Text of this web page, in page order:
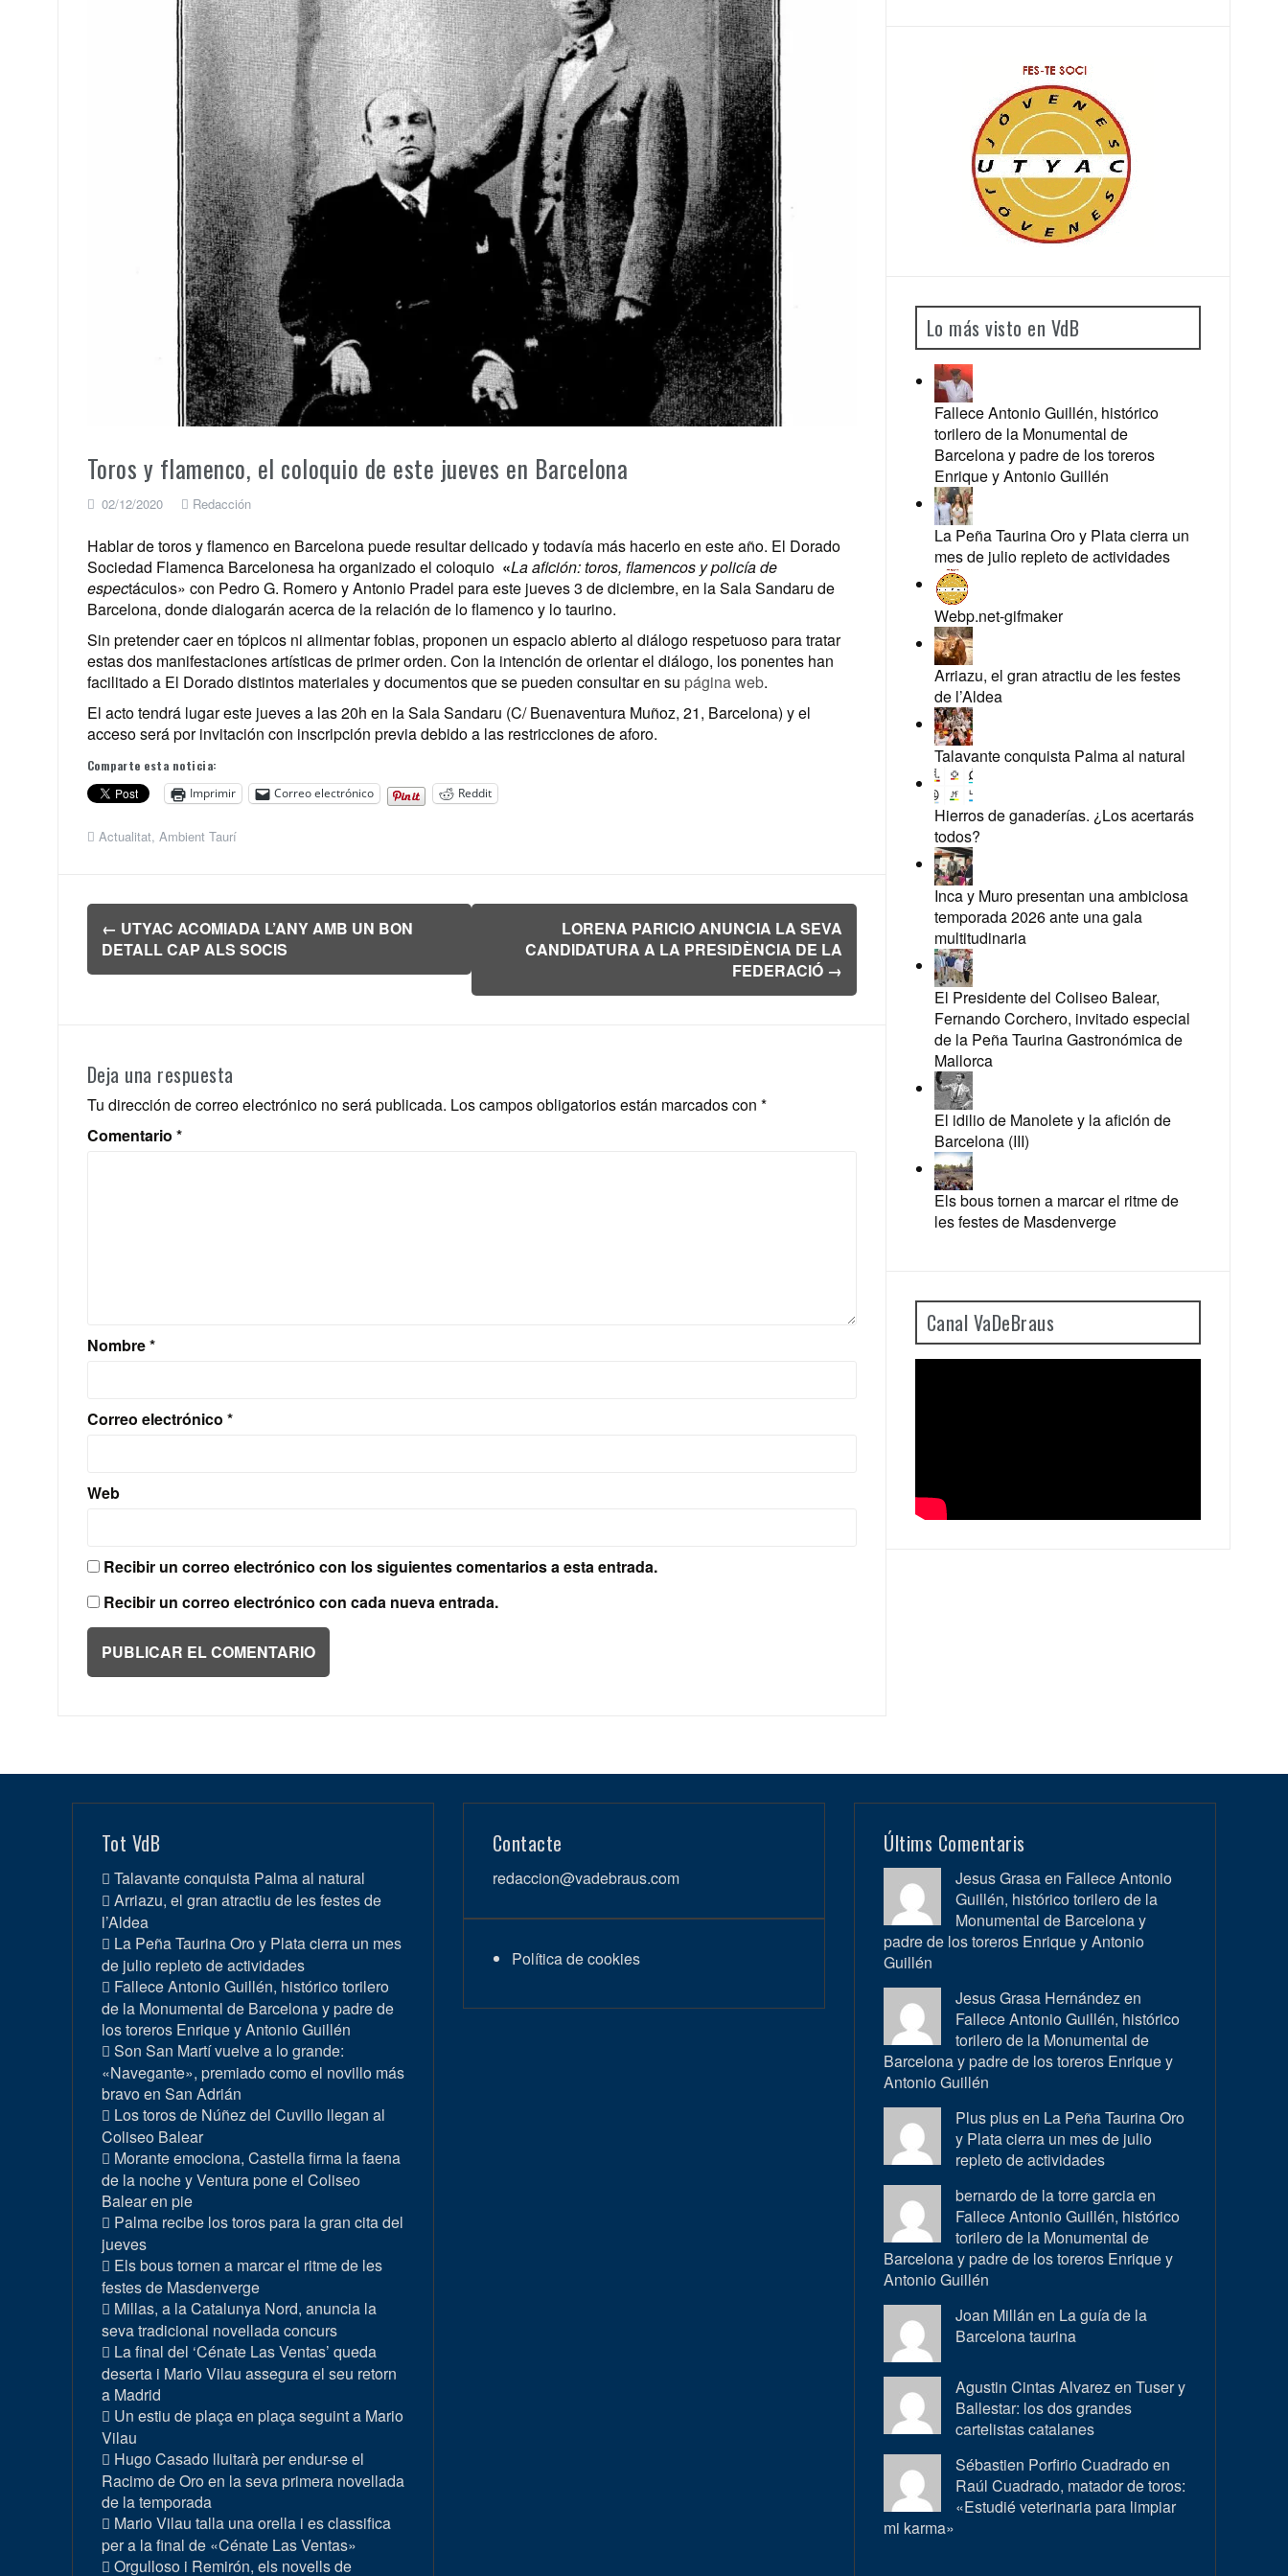
Toros y flamenco, el coloquio de este jueves en Barcelona
02/12/2020 Redacción
Hablar de toros y flamenco en Barcelona puede resultar delicado y todavía más hacerlo en este año. El Dorado
Sociedad Flamenca Barcelonesa ha organizado el coloquio «La afición: toros, flamencos y policía de
espectáculos» con Pedro G. Romero y Antonio Pradel para este jueves 3 de diciembre, en la Sala Sandaru de
Barcelona, donde dialogarán acerca de la relación de lo flamenco y lo taurino.
Sin pretender caer en tópicos ni alimentar fobias, proponen un espacio abierto al diálogo respetuoso para tratar
estas dos manifestaciones artísticas de primer orden. Con la intención de orientar el diálogo, los ponentes han
facilitado a El Dorado distintos materiales y documentos que se pueden consultar en su página web.
El acto tendrá lugar este jueves a las 20h en la Sala Sandaru (C/ Buenaventura Muñoz, 21, Barcelona) y el
acceso será por invitación con inscripción previa debido a las restricciones de aforo.
Comparte esta noticia:
Imprimir
Correo electrónico Reddit
Actualitat, Ambient Taurí
Navegación
de
entradas
← UTYAC ACOMIADA L’ANY AMB UN BON
DETALL CAP ALS SOCIS
LORENA PARICIO ANUNCIA LA SEVA
CANDIDATURA A LA PRESIDÈNCIA DE LA
FEDERACIÓ →
Deja una respuesta
Tu dirección de correo electrónico no será publicada. Los campos obligatorios están marcados con *
Comentario *
Nombre*
Correo electrónico *
Web
Recibir un correo electrónico con los siguientes comentarios a esta entrada.
Recibir un correo electrónico con cada nueva entrada.
Lo más visto en VdB
Fallece Antonio Guillén, histórico
torilero de la Monumental de
Barcelona y padre de los toreros
Enrique y Antonio Guillén
La Peña Taurina Oro y Plata cierra un
mes de julio repleto de actividades
Webp.net-gifmaker
Arriazu, el gran atractiu de les festes
de l’Aldea
Talavante conquista Palma al natural
Hierros de ganaderías. ¿Los acertarás
todos?
Inca y Muro presentan una ambiciosa
temporada 2026 ante una gala
multitudinaria
El Presidente del Coliseo Balear,
Fernando Corchero, invitado especial
de la Peña Taurina Gastronómica de
Mallorca
El idilio de Manolete y la afición de
Barcelona (III)
Els bous tornen a marcar el ritme de
les festes de Masdenverge
Canal VaDeBraus
Tot VdB
Talavante conquista Palma al natural
Arriazu, el gran atractiu de les festes de
l’Aldea
La Peña Taurina Oro y Plata cierra un mes
de julio repleto de actividades
Fallece Antonio Guillén, histórico torilero
de la Monumental de Barcelona y padre de
los toreros Enrique y Antonio Guillén
Son San Martí vuelve a lo grande:
«Navegante», premiado como el novillo más
bravo en San Adrián
Los toros de Núñez del Cuvillo llegan al
Coliseo Balear
Morante emociona, Castella firma la faena
de la noche y Ventura pone el Coliseo
Balear en pie
Palma recibe los toros para la gran cita del
jueves
Els bous tornen a marcar el ritme de les
festes de Masdenverge
Millas, a la Catalunya Nord, anuncia la
seva tradicional novellada concurs
La final del ‘Cénate Las Ventas’ queda
deserta i Mario Vilau assegura el seu retorn
a Madrid
Un estiu de plaça en plaça seguint a Mario
Vilau
Hugo Casado lluitarà per endur-se el
Racimo de Oro en la seva primera novellada
de la temporada
Mario Vilau talla una orella i es classifica
per a la final de «Cénate Las Ventas»
Orgulloso i Remirón, els novells de
Contacte
redaccion@vadebraus.com
Política de cookies
Últims Comentaris
Jesus Grasa en Fallece Antonio
Guillén, histórico torilero de la
Monumental de Barcelona y
padre de los toreros Enrique y Antonio
Guillén
Jesus Grasa Hernández en
Fallece Antonio Guillén, histórico
torilero de la Monumental de
Barcelona y padre de los toreros Enrique y
Antonio Guillén
Plus plus en La Peña Taurina Oro
y Plata cierra un mes de julio
repleto de actividades
bernardo de la torre garcia en
Fallece Antonio Guillén, histórico
torilero de la Monumental de
Barcelona y padre de los toreros Enrique y
Antonio Guillén
Joan Millán en La guía de la
Barcelona taurina
Agustin Cintas Alvarez enTuser y
Ballestar: los dos grandes
cartelistas catalanes
Sébastien Porfirio Cuadrado en
Raúl Cuadrado, matador de toros:
«Estudié veterinaria para limpiar
mi karma»